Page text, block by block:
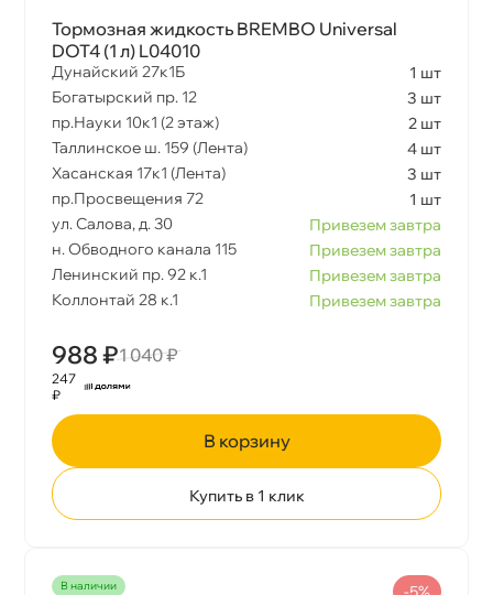
Nissan
Объем
Применение
Toyota
Длина 1, мм
Конструкция
Крепление
Тормозная жидкость BREMBO Universal
DOT4 (1 л) L04010
Дунайский 27к1Б
1 шт
Богатырский пр. 12
3 шт
пр.Науки 10к1 (2 этаж)
2 шт
Таллинское ш. 159 (Лента)
4 шт
Хасанская 17к1 (Лента)
3 шт
пр.Просвещения 72
1 шт
ул. Салова, д. 30
Привезем завтра
н. Обводного канала 115
Привезем завтра
Ленинский пр. 92 к.1
Привезем завтра
Коллонтай 28 к.1
Привезем завтра
988 ₽1 040 ₽
247
₽
корзину
Купить в 1 клик
наличии